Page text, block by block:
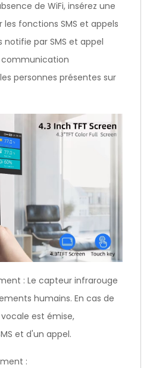
de WiFi, insérez une
fonctions SMS et appels
notifie par SMS et appel
personnes présentes sur
: Le capteur infrarouge
humains. En cas de
est émise,
et d'un appel.
: